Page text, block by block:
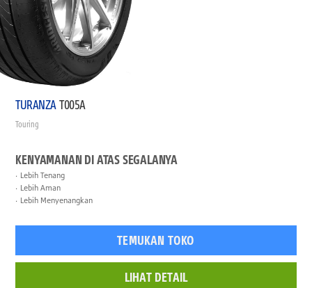
TURANZAT005A
Touring
KENYAMANAN DI ATAS SEGALANYA
Lebih Tenang
Lebih Aman
Lebih Menyenangkan
TEMUKAN TOKO
LIHAT DETAIL